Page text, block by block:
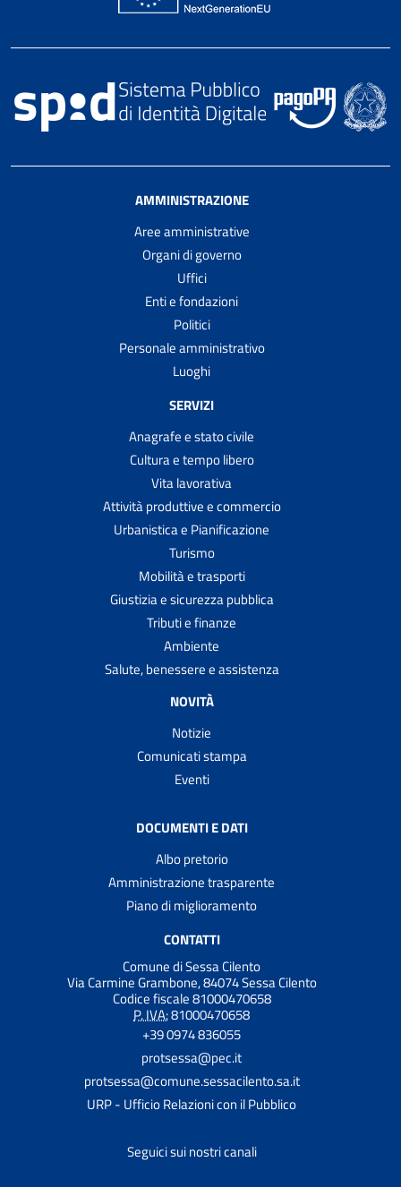
AMMINISTRAZIONE
Aree amministrative
Organi di governo
Uffici
Enti e fondazioni
Politici
Personale amministrativo
Luoghi
SERVIZI
Anagrafe e stato civile
Cultura e tempo libero
Vita lavorativa
Attività produttive e commercio
Urbanistica e Pianificazione
Turismo
Mobilità e trasporti
Giustizia e sicurezza pubblica
Tributi e finanze
Ambiente
Salute, benessere e assistenza
NOVITÀ
Notizie
Comunicati stampa
Eventi
DOCUMENTI E DATI
Albo pretorio
Amministrazione trasparente
Piano di miglioramento
CONTATTI
Comune di Sessa Cilento
Via Carmine Grambone, 84074 Sessa Cilento
Codice fiscale 81000470658
P. IVA:81000470658
+39 0974 836055
protsessa@pec.it
protsessa@comune.sessacilento.sa.it
URP - Ufficio Relazioni con il Pubblico
Seguici sui nostri canali